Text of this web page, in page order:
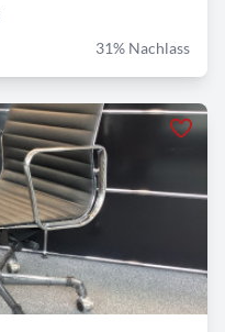
31% Nachlass